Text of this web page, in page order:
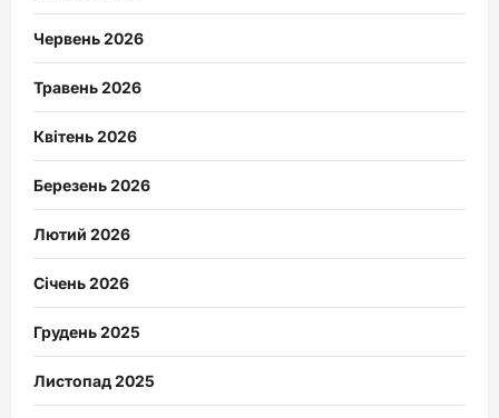
Червень 2026
Травень 2026
Квітень 2026
Березень 2026
Лютий 2026
Січень 2026
Грудень 2025
Листопад 2025